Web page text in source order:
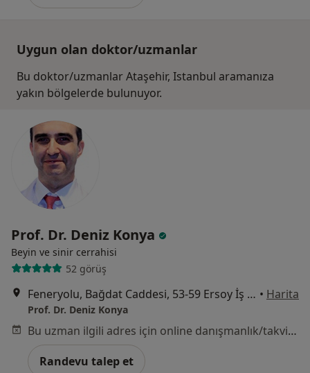
Uygun olan doktor/uzmanlar
Bu doktor/uzmanlar Ataşehir, Istanbul aramanıza
yakın bölgelerde bulunuyor.
Prof. Dr. Deniz Konya
Beyin ve sinir cerrahisi
52 görüş
Feneryolu, Bağdat Caddesi, 53-59 Ersoy İş Merkezi İç Kapı No:5,, İstanbul • Harita
Prof. Dr. Deniz Konya
Bu uzman ilgili adres için online danışmanlık/takvim sunmuyor.
Randevu talep et